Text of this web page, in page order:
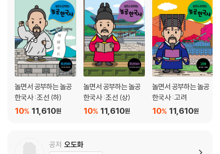
5·16 군사 정변으로 군사 정권이 들어서다
박정희 정부의 독재에 맞서다
전두환이 권력을 빼앗다
광주 민주화 운동이 일어나다
6월 민주 항쟁이 일어나다
전 세계가 놀란 평화로운 촛불 시위
8장 경제 발전과 그 그림자
서울에서 부산까지 고속도로가 뚫리다
수출만이 살 길이다!
우리는 기계가 아니다!
놀면서 공부하는 놀공
한국사 : 조선 (하)
11,610원
10%
놀면서 공부하는 놀공
한국사 : 조선 (상)
11,610원
10%
놀면서 공부하는 놀공
한국사 : 고려
11,610원
10%
공저 오도화